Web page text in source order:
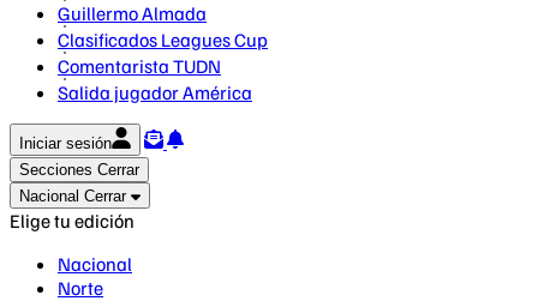
Guillermo Almada
Clasificados Leagues Cup
Comentarista TUDN
Salida jugador América
Iniciar sesión
Secciones Cerrar
Nacional Cerrar
Elige tu edición
Nacional
Norte